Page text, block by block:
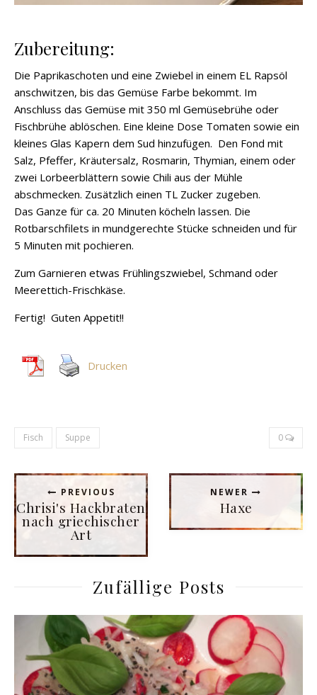
Zubereitung:
Die Paprikaschoten und eine Zwiebel in einem EL Rapsöl
anschwitzen, bis das Gemüse Farbe bekommt. Im
Anschluss das Gemüse mit 350 ml Gemüsebrühe oder
Fischbrühe ablöschen. Eine kleine Dose Tomaten sowie ein
kleines Glas Kapern dem Sud hinzufügen. Den Fond mit
Salz, Pfeffer, Kräutersalz, Rosmarin, Thymian, einem oder
zwei Lorbeerblättern sowie Chili aus der Mühle
abschmecken. Zusätzlich einen TL Zucker zugeben.
Das Ganze für ca. 20 Minuten köcheln lassen. Die
Rotbarschfilets in mundgerechte Stücke schneiden und für
5 Minuten mit pochieren.
Zum Garnieren etwas Frühlingszwiebel, Schmand oder
Meerettich-Frischkäse.
Fertig! Guten Appetit!!
Drucken
Fisch Suppe 0
PREVIOUS
Chrisi's Hackbraten
nach griechischer
Art
NEWER
Haxe
Zufällige Posts